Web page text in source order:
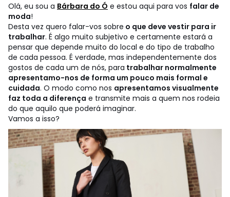
Olá, eu sou a Bárbara do Ó e estou aqui para vos falar de
moda!
Desta vez quero falar-vos sobre o que deve vestir para ir
trabalhar. É algo muito subjetivo e certamente estará a
pensar que depende muito do local e do tipo de trabalho
de cada pessoa. É verdade, mas independentemente dos
gostos de cada um de nós, para trabalhar normalmente
apresentamo-nos de forma um pouco mais formal e
cuidada. O modo como nos apresentamos visualmente
faz toda a diferença e transmite mais a quem nos rodeia
do que aquilo que poderá imaginar.
Vamos a isso?